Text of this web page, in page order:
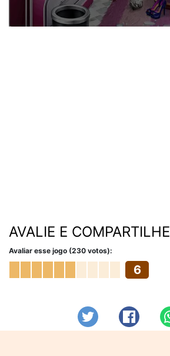
AVALIE E COMPARTILHE
Avaliar esse jogo (230 votos):
6